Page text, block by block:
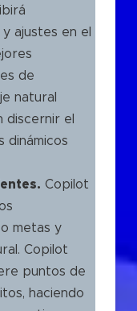
ajustes en el
de
natural
discernir el
dinámicos
Copilot
metas y
Copilot
puntos de
haciendo